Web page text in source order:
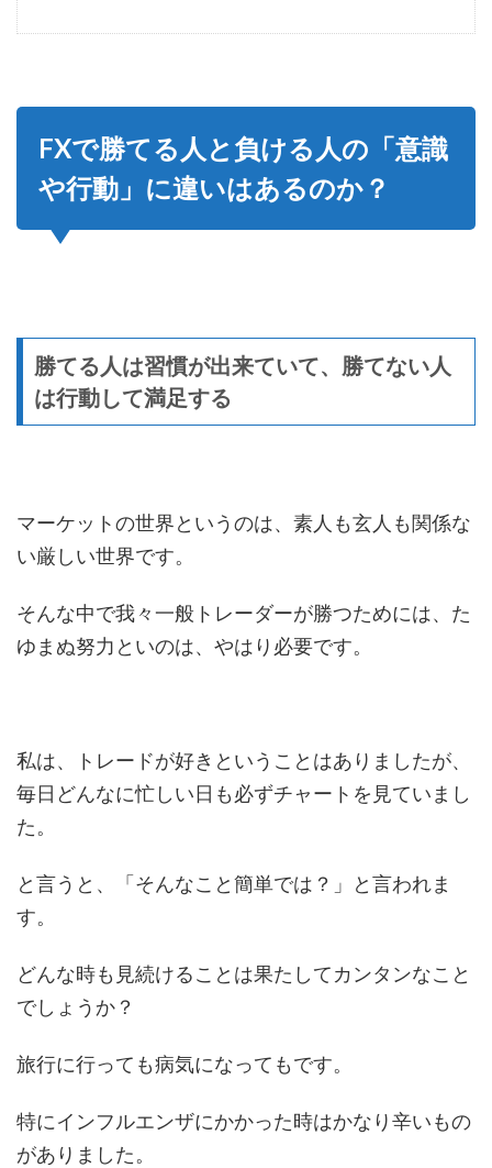
FXで勝てる人と負ける人の「意識
や行動」に違いはあるのか？
勝てる人は習慣が出来ていて、勝てない人
は行動して満足する
マーケットの世界というのは、素人も玄人も関係な
い厳しい世界です。
そんな中で我々一般トレーダーが勝つためには、た
ゆまぬ努力といのは、やはり必要です。
私は、トレードが好きということはありましたが、
毎日どんなに忙しい日も必ずチャートを見ていまし
た。
と言うと、「そんなこと簡単では？」と言われま
す。
どんな時も見続けることは果たしてカンタンなこと
でしょうか？
旅行に行っても病気になってもです。
特にインフルエンザにかかった時はかなり辛いもの
がありました。